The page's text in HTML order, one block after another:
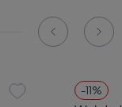
SPro
-11%